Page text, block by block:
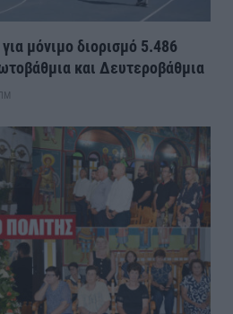
για μόνιμο διορισμό 5.486
και Δευτεροβάθμια